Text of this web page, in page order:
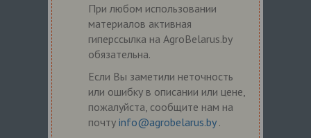
При любом использовании
материалов активная
гиперссылка на AgroBelarus.by
обязательна.
Если Вы заметили неточность
или ошибку в описании или цене,
пожалуйста, сообщите нам на
почту info@agrobelarus.by .